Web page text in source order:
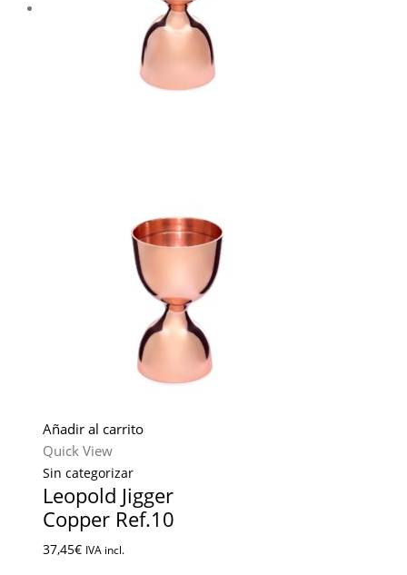
Añadir al carrito
Quick View
Sin categorizar
Leopold Jigger
Copper Ref.10
37,45€ IVA incl.